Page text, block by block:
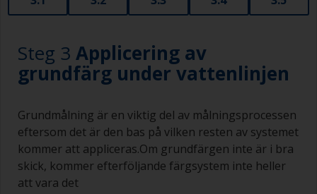
Steg 3 Applicering av
grundfärg under vattenlinjen
Grundmålning är en viktig del av målningsprocessen
eftersom det är den bas på vilken resten av systemet
kommer att appliceras.Om grundfärgen inte är i bra
skick, kommer efterföljande färgsystem inte heller
att vara det